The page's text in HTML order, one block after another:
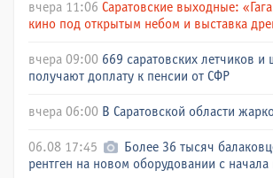
вчера 11:06 Саратовские выходные:
кино под открытым небом и выставка
вчера 09:00 669 саратовских летчиков и
получают доплату к пенсии от СФР
вчера 06:00 В Саратовской области
06.08 17:45
Более 36 тысяч
рентген на новом оборудовании с начала